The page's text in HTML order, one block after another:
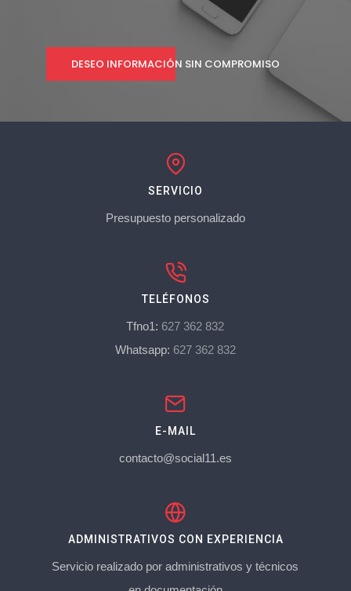
DESEO INFORMACIÓN SIN COMPROMISO
SERVICIO
Presupuesto personalizado
TELÉFONOS
Tfno1: 627 362 832
Whatsapp: 627 362 832
E-MAIL
contacto@social11.es
ADMINISTRATIVOS CON EXPERIENCIA
Servicio realizado por administrativos y técnicos